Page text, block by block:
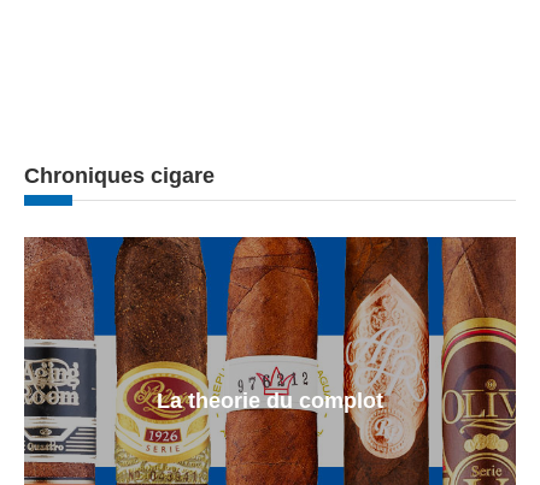
Chroniques cigare
La theorie du complot